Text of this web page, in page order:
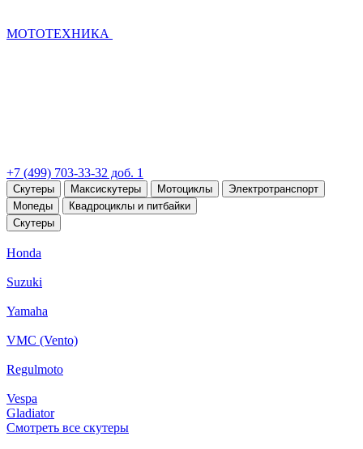
МОТОТЕХНИКА
+7 (499) 703-33-32 доб. 1
Скутеры Максискутеры Мотоциклы
Электротранспорт
Мопеды
Квадроциклы и питбайки
Скутеры
Honda
Suzuki
Yamaha
VMC (Vento)
Regulmoto
Vespa
Gladiator
Смотреть все скутеры